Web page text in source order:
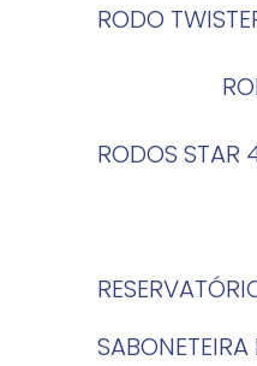
RODO
RODOS STAR